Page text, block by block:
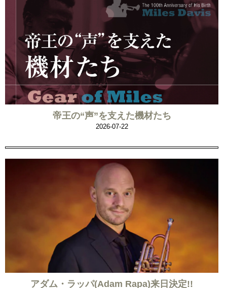
帝王の“声”を支えた機材たち
2026-07-22
アダム・ラッパ(Adam Rapa)来日決定!!